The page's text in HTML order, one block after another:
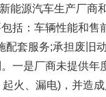
能源汽车生产厂
括：车辆性能和
配套服务;承担废旧
一是厂商未提供
火、漏电)，并造